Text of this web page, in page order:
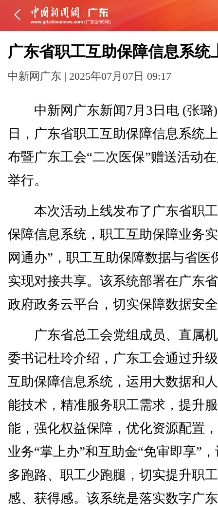
广东省职工互助保障信息系统
中新网广东 | 2025年07月07日 09:17
中新网广东新闻7月3日电 (张璐
日，广东省职工互助保障信息系统
布暨广东工会“二次医保”赠送活动
举行。
本次活动上线发布了广东省职
保障信息系统，职工互助保障业务
网通办”，职工互助保障数据与省医
实现对接共享。该系统部署在广东
政府政务云平台，切实保障数据安
广东省总工会党组成员、直属
委书记杜玲介绍，广东工会通过升
互助保障信息系统，运用大数据和
能技术，精准服务职工需求，提升
能，强化权益保障，优化资源配置
业务“掌上办”和互助金“免审即享”
多跑路、职工少跑腿，切实提升职
感、获得感。该系统是落实数字广